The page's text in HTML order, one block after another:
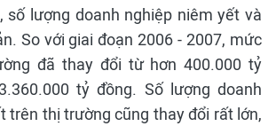
số lượng doanh nghiệp niêm yết và
So với giai đoạn 2006 - 2007, mức
đã thay đổi từ hơn 400.000 tỷ
tỷ đồng. Số lượng doanh
trên thị trường cũng thay đổi rất lớn,